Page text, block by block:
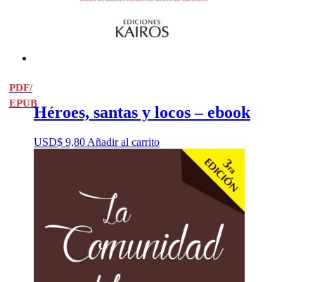
PDF/
EPUBHéroes, santas y locos – ebook
USD$ 9,80 Añadir al carrito